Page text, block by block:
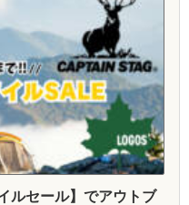
ルセール】でアウトブ